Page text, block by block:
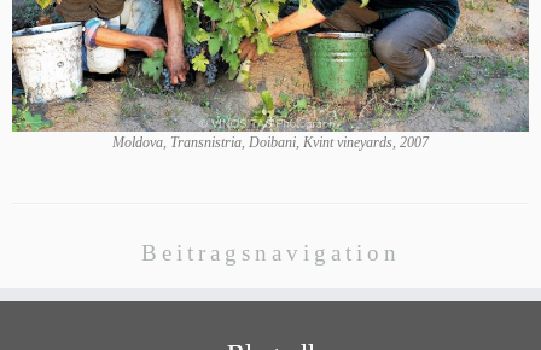
Moldova, Transnistria, Doibani, Kvint vineyards, 2007
Beitragsnavigation